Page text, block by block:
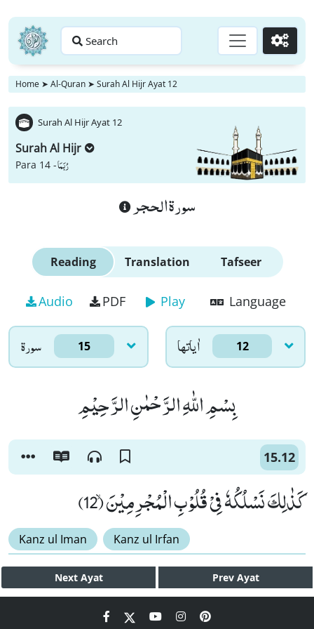
Search Go
Home ➤ Al-Quran ➤ Surah Al Hijr Ayat 12
Surah Al Hijr Ayat 12
Surah Al Hijr
Para 14 -رُبَمَا
سورة الحجر
Reading Translation Tafseer
Audio PDF Play Language
سورۃ 15 اٰياتها 12
بِسْمِ اللّٰهِ الرَّحْمٰنِ الرَّحِیْمِ
15.12
كَذٰلِكَ نَسْلُكُهٗ فِیْ قُلُوْبِ الْمُجْرِمِیْنَۙ (12)
Kanz ul Iman Kanz ul Irfan
Next Ayat Prev Ayat